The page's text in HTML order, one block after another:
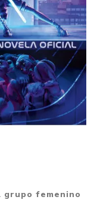
grupo femenino